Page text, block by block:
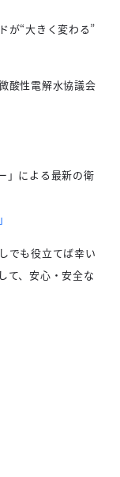
が“大きく変わる”
酸性電解水協議会
」による最新の衛
でも役立てば幸い
て、安心・安全な